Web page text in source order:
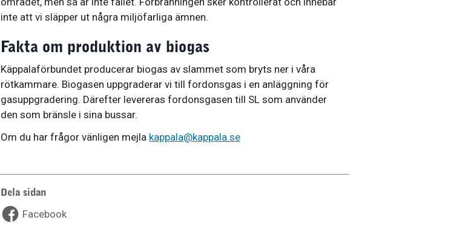
inte att vi släpper ut några miljöfarliga ämnen.
Fakta om produktion av biogas
Käppalaförbundet producerar biogas av slammet som bryts ner i våra
rötkammare. Biogasen uppgraderar vi till fordonsgas i en anläggning för
gasuppgradering. Därefter levereras fordonsgasen till SL som använder
den som bränsle i sina bussar.
Om du har frågor vänligen mejla kappala@kappala.se
Dela sidan
Facebook